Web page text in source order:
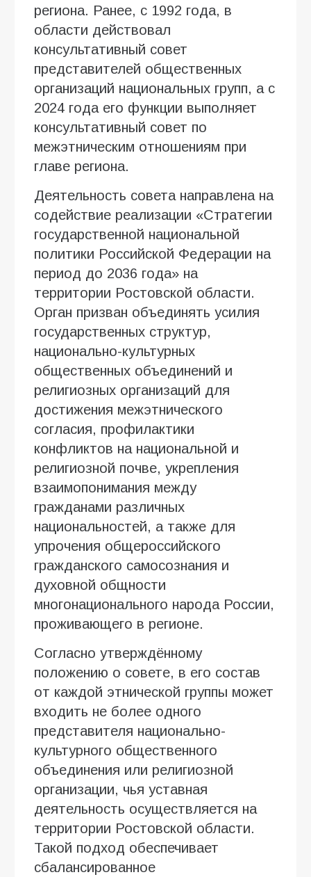
региона. Ранее, с 1992 года, в
области действовал
консультативный совет
представителей общественных
организаций национальных групп, а с
2024 года его функции выполняет
консультативный совет по
межэтническим отношениям при
главе региона.
Деятельность совета направлена на
содействие реализации «Стратегии
государственной национальной
политики Российской Федерации на
период до 2036 года» на
территории Ростовской области.
Орган призван объединять усилия
государственных структур,
национально-культурных
общественных объединений и
религиозных организаций для
достижения межэтнического
согласия, профилактики
конфликтов на национальной и
религиозной почве, укрепления
взаимопонимания между
гражданами различных
национальностей, а также для
упрочения общероссийского
гражданского самосознания и
духовной общности
многонационального народа России,
проживающего в регионе.
Согласно утверждённому
положению о совете, в его состав
от каждой этнической группы может
входить не более одного
представителя национально-
культурного общественного
объединения или религиозной
организации, чья уставная
деятельность осуществляется на
территории Ростовской области.
Такой подход обеспечивает
сбалансированное